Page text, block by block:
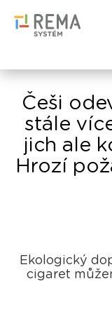
Češi
stále
jich ale
Hrozí
Ekologický
cigaret